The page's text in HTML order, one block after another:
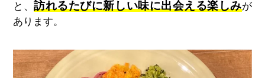
と、訪れるたびに新しい味に出会える楽しみが
あります。